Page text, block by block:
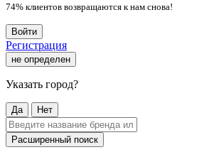
74% клиентов возвращаются к нам снова!
Войти
Регистрация
не определен
Указать город?
Да Нет
Расширенный поиск